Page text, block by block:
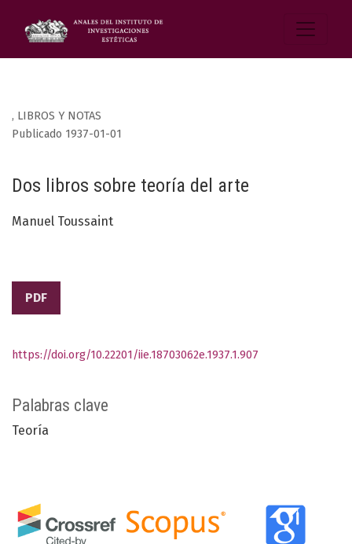
, LIBROS Y NOTAS
Dos libros sobre teoría del arte
Publicado 1937-01-01
Manuel Toussaint
PDF
Palabras clave
Teoría
https://doi.org/10.22201/iie.18703062e.1937.1.907